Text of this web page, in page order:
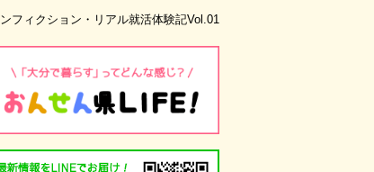
フィクション・リアル就活体験記Vol.01